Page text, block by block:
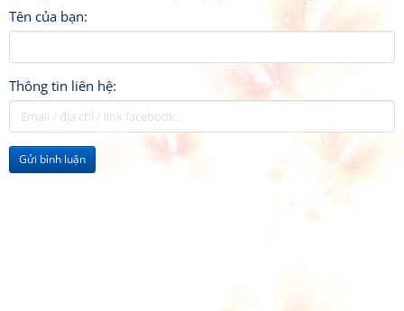
Tên của bạn:
Thông tin liên hệ:
Gửi bình luận